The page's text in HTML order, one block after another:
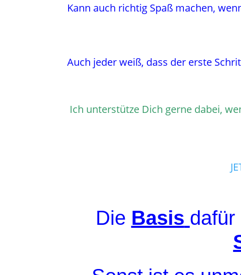
Kann auch richtig Spaß machen,
Auch jeder weiß, dass der erste
Ich unterstütze Dich gerne dabei,
Die Basis dafür